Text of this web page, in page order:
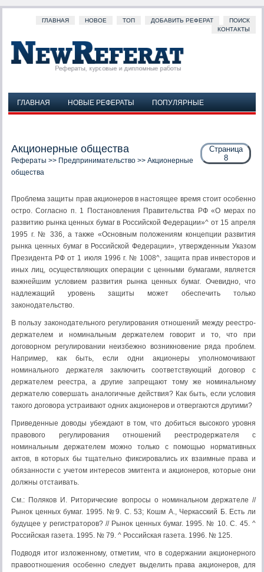
ГЛАВНАЯ НОВОЕ ТОП ДОБАВИТЬ РЕФЕРАТ
ПОИСК
КОНТАКТЫ
ГЛАВНАЯ НОВЫЕ РЕФЕРАТЫ
ПОПУЛЯРНЫЕ
Страница
8
Акционерные общества
Рефераты >> Предпринимательство >> Акционерные
общества
Проблема защиты прав акционеров в настоящее время стоит особенно
остро. Согласно п. 1 Постановления Правительства РФ «О мерах по
разви­тию рынка ценных бумаг в Российской Федерации»^ от 15 апреля
1995 г. № 336, а также «Основным положениям концепции развития
рынка ценных бумаг в Российской Федерации», утвержденным Указом
Президента РФ от 1 июля 1996 г. № 1008^, защита прав инвесторов и
иных лиц, осуществляю­щих операции с ценными бумагами, является
важнейшим условием развития рынка ценных бумаг. Очевидно, что
надлежащий уровень защиты может обеспечить только
законодательство.
В пользу законодательного регулирования отношений между реестро­
держателем и номинальным держателем говорит и то, что при
договорном регулировании неизбежно возникновение ряда проблем.
Например, как быть, если одни акционеры уполномочивают
номинального держателя заключить соответствующий договор с
держателем реестра, а другие запрещают тому же номинальному
держателю совершать аналогичные действия? Как быть, если условия
такого договора устраивают одних акционеров и отвергаются другими?
Приведенные доводы убеждают в том, что добиться высокого уровня
правового регулирования отношений реестродержателя с
номинальным дер­жателем можно только с помощью нормативных
актов, в которых бы тща­тельно фиксировались их взаимные права и
обязанности с учетом интересов эмитента и акционеров, которые они
должны отстаивать.
См.: Поляков И. Риторические вопросы о номинальном держателе //
Рынок ценных бумаг. 1995. №9. С. 53; Кошм А., Черкасский Б. Есть ли
будущее у регистраторов? // Рынок ценных бумаг. 1995. № 10. С. 45. ^
Российская газета. 1995. № 79. ^ Российская газета. 1996. № 125.
Подводя итог изложенному, отметим, что в содержании акционерного
правоотношения особенно следует выделить права акционеров, для